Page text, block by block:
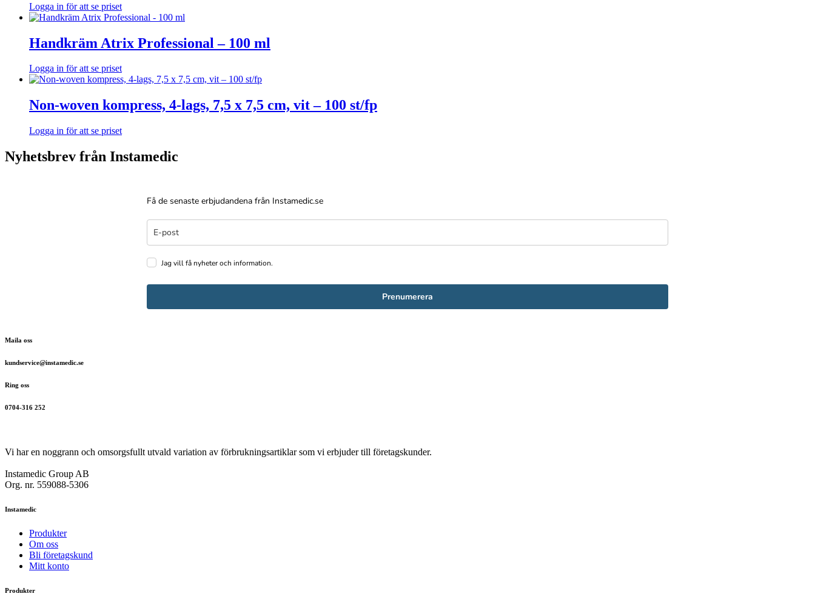
Logga in för att se priset
Handkräm Atrix Professional – 100 ml
Logga in för att se priset
Non-woven kompress, 4-lags, 7,5 x 7,5 cm, vit – 100 st/fp
Logga in för att se priset
Nyhetsbrev från Instamedic
Få de senaste erbjudandena från Instamedic.se
Jag vill få nyheter och information.
Prenumerera
Maila oss
kundservice@instamedic.se
Ring oss
0704-316 252
Vi har en noggrann och omsorgsfullt utvald variation av förbrukningsartiklar som vi erbjuder till företagskunder.
Instamedic Group AB
Org. nr. 559088-5306
Instamedic
Produkter
Om oss
Bli företagskund
Mitt konto
Produkter